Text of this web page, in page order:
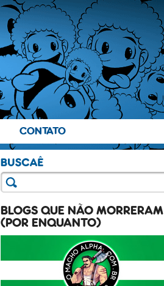
CONTATO
BLOGS QUE NÃO MORRERAM
(POR ENQUANTO)